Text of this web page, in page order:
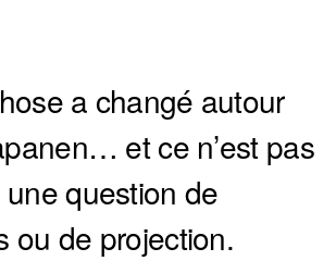
a changé autour
et ce n’est pas
question de
ou de projection.